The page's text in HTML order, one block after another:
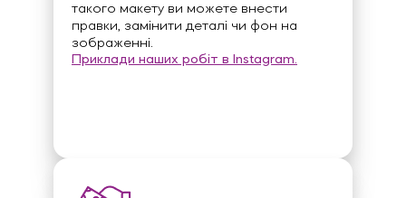
такого макету ви можете внести
правки, замінити деталі чи фон на
зображенні.
Приклади наших робіт в Instagram.